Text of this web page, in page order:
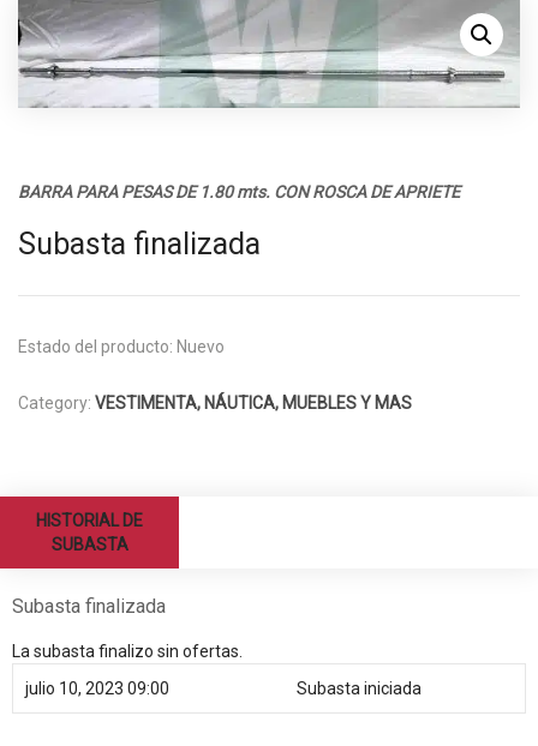
BARRA PARA PESAS DE 1.80 mts. CON ROSCA DE APRIETE
Subasta finalizada
Estado del producto: Nuevo
Category: VESTIMENTA, NÁUTICA, MUEBLES Y MAS
HISTORIAL DE
SUBASTA
Subasta finalizada
La subasta finalizo sin ofertas.
julio 10, 2023 09:00
Subasta iniciada